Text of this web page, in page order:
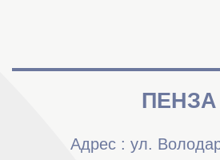
ПЕНЗА
Адрес : ул.